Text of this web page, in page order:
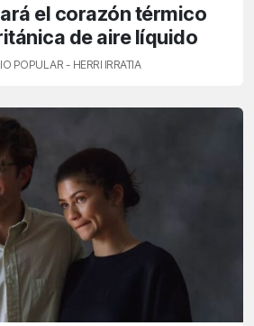
el corazón térmico
de aire líquido
POPULAR - HERRI IRRATIA